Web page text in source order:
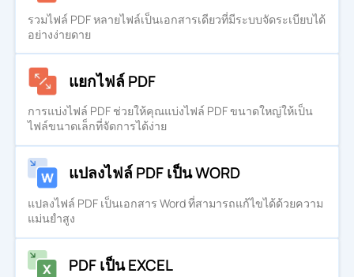
รวมไฟล์ PDF หลายไฟล์เป็นเอกสารเดียวที่มีระบบจัดระเบียบได้
อย่างง่ายดาย
แยกไฟล์ PDF
การแบ่งไฟล์ PDF ช่วยให้คุณแบ่งไฟล์ PDF ขนาดใหญ่ให้เป็น
ไฟล์ขนาดเล็กที่จัดการได้ง่าย
แปลงไฟล์ PDF เป็น WORD
แปลงไฟล์ PDF เป็นเอกสาร Word ที่สามารถแก้ไขได้ด้วยความ
แม่นยำสูง
PDF เป็น EXCEL